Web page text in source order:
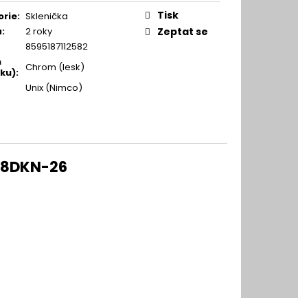
: Sklenička
:
2 roky
8595187112582
: Chrom (lesk)
Unix (Nimco)
Tisk
Zeptat se
26